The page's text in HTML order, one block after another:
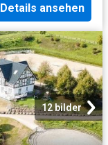
Details ansehen
12 bilder